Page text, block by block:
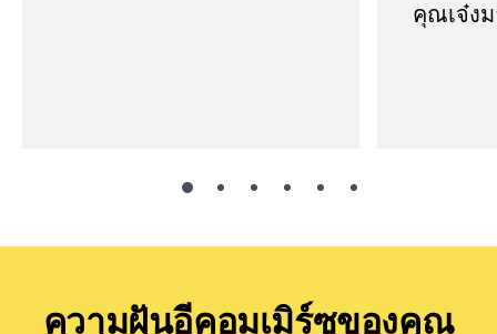
คุณเจ๋ง
ความฝันอีคอมเมิร์ซของคุณ